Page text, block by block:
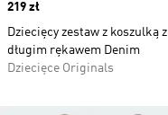
Price
219 zł
Dziecięcy zestaw z koszulką z
długim rękawem Denim
Dziecięce Originals